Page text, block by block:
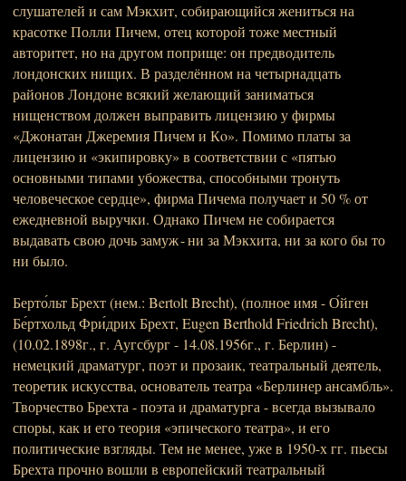
слушателей и сам Мэкхит, собирающийся жениться на
красотке Полли Пичем, отец которой тоже местный
авторитет, но на другом поприще: он предводитель
лондонских нищих. В разделённом на четырнадцать
районов Лондоне всякий желающий заниматься
нищенством должен выправить лицензию у фирмы
«Джонатан Джеремия Пичем и Кo». Помимо платы за
лицензию и «экипировку» в соответствии с «пятью
основными типами убожества, способными тронуть
человеческое сердце», фирма Пичема получает и 50 % от
ежедневной выручки. Однако Пичем не собирается
выдавать свою дочь замуж - ни за Мэкхита, ни за кого бы то
ни было.
Берто́льт Брехт (нем.: Bertolt Brecht), (полное имя - О́йген
Бе́ртхольд Фри́дрих Брехт, Eugen Berthold Friedrich Brecht),
(10.02.1898г., г. Аугсбург - 14.08.1956г., г. Берлин) -
немецкий драматург, поэт и прозаик, театральный деятель,
теоретик искусства, основатель театра «Берлинер ансамбль».
Творчество Брехта - поэта и драматурга - всегда вызывало
споры, как и его теория «эпического театра», и его
политические взгляды. Тем не менее, уже в 1950-х гг. пьесы
Брехта прочно вошли в европейский театральный